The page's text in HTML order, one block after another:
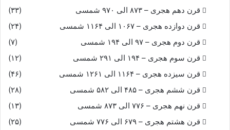
قرن دهم هجری – ۸۷۳ الی ۹۷۰ شمسی
(۳۳)
قرن دوازده هجری – ۱۰۶۷ الی ۱۱۶۴ شمسی
(۲۴)
قرن دوم هجری – ۹۷ الی ۱۹۴ شمسی
(۷)
قرن سوم هجری – ۱۹۴ الی ۲۹۱ شمسی
(۱۲)
قرن سیزده هجری – ۱۱۶۴ الی ۱۲۶۱ شمسی
(۴۶)
قرن ششم هجری – ۴۸۵ الی ۵۸۲ شمسی
(۲۸)
قرن نهم هجری – ۷۷۶ الی ۸۷۳ شمسی
(۱۳)
قرن هشتم هجری – ۶۷۹ الی ۷۷۶ شمسی
(۲۵)